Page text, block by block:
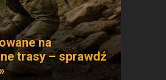
na
trasy – sprawdź